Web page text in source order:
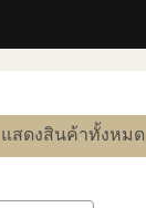
แสดงสินค้าทั้งหมด